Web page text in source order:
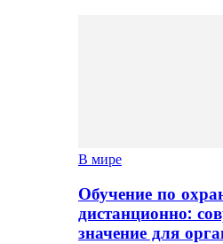
В мире
Обучение по
дистанционно:
значение для